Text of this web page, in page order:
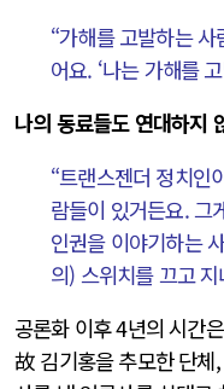
“가해를 고발하는
어요. ‘나는 가해를
나의 동료들도 연대하지
“트랜스젠더 정치인
람들이 있거든요. 그
인권을 이야기하는
의) 스위치를 끄고
공론화 이후 4년의 시간
故 김기홍을 추모한 단체